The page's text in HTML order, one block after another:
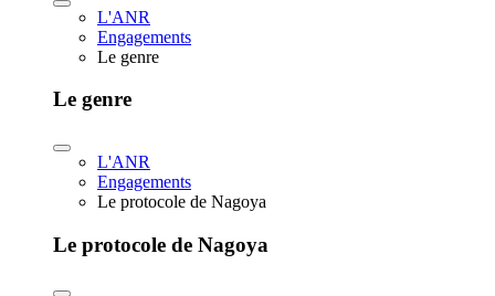
L'ANR
Engagements
Le genre
Le genre
L'ANR
Engagements
Le protocole de Nagoya
Le protocole de Nagoya